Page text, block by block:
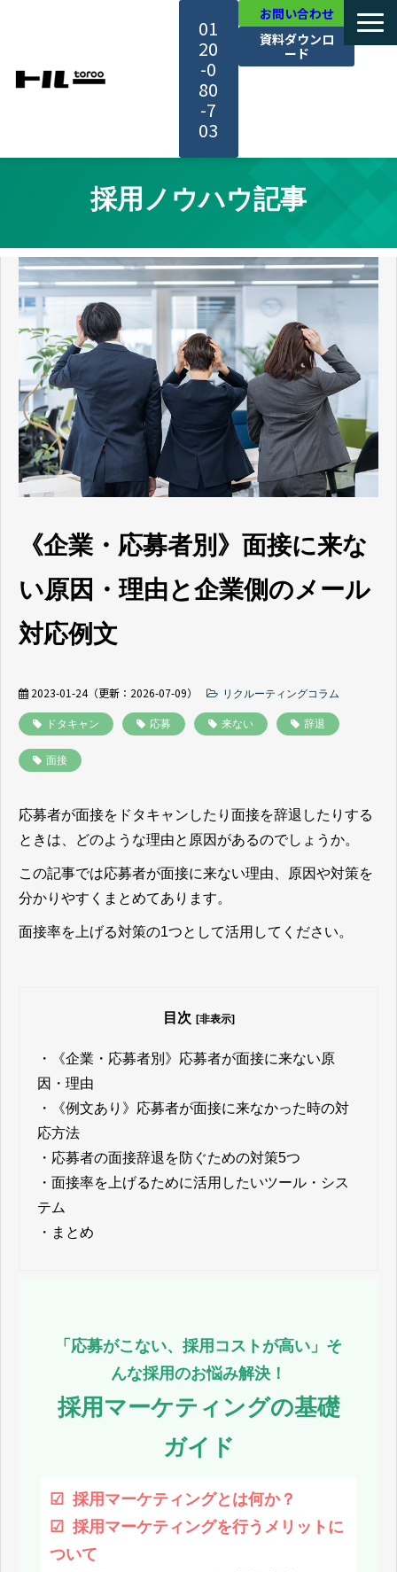
01
20
-0
80
-7
03
お問い合わせ
資料ダウンロ
ード
活用事例
料金・プラン
セミナー一覧
よくあるご質問
採用ノウハウ
採用ノウハウ記事
《企業・応募者別》面接に来な
い原因・理由と企業側のメール
対応例文
2023-01-24（更新： 2026-07-09） リクルーティングコラム
ドタキャン 応募 来ない 辞退
面接
応募者が面接をドタキャンしたり面接を辞退したりする
ときは、どのような理由と原因があるのでしょうか。
この記事では応募者が面接に来ない理由、原因や対策を
分かりやすくまとめてあります。
面接率を上げる対策の1つとして活用してください。
目次 [非表示]
・
《企業・応募者別》応募者が面接に来ない原
因・理由
・
《例文あり》応募者が面接に来なかった時の対
応方法
・ 応募者の面接辞退を防ぐための対策5つ
・ 面接率を上げるために活用したいツール・シス
テム
・ まとめ
「応募がこない、採用コストが高い」そ
んな採用のお悩み解決！
採用マーケティングの基礎
ガイド
☑︎ 採用マーケティングとは何か？
☑︎ 採用マーケティングを行うメリットに
ついて